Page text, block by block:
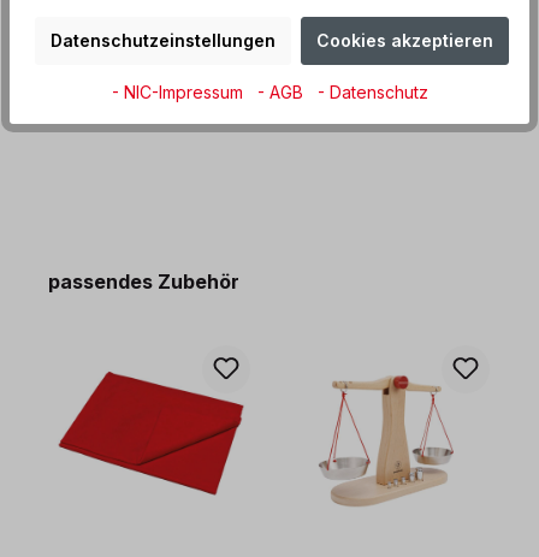
Produktdaten
Informationen und Hinweise
Produktgalerie überspringen
passendes Zubehör
Datenschutzeinstellungen Cookies akzeptieren
- NIC-Impressum - AGB - Datenschutz